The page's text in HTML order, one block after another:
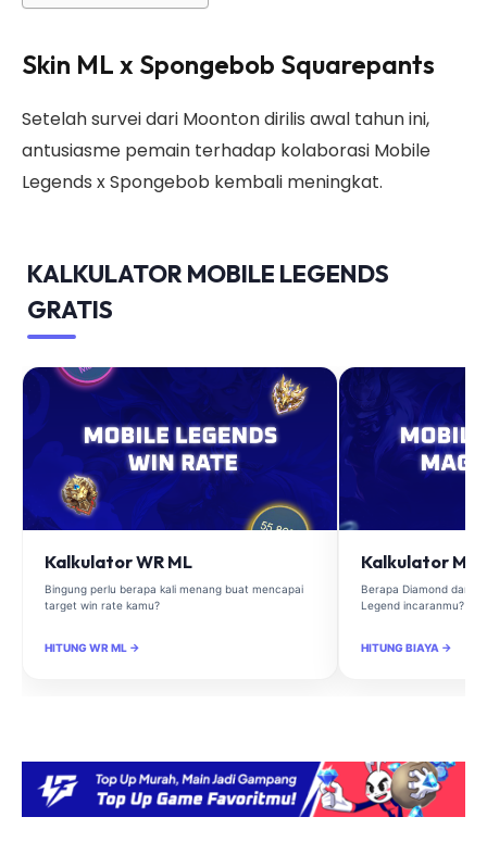
Skin ML x Spongebob Squarepants
Setelah survei dari Moonton dirilis awal tahun ini,
antusiasme pemain terhadap kolaborasi Mobile
Legends x Spongebob kembali meningkat.
KALKULATOR MOBILE LEGENDS
GRATIS
Kalkulator WR ML
Bingung perlu berapa kali menang buat mencapai
target win rate kamu?
HITUNG WR ML →
Kalkulator
Berapa Diamond dan
Legend incaranmu?
HITUNG BIAYA →